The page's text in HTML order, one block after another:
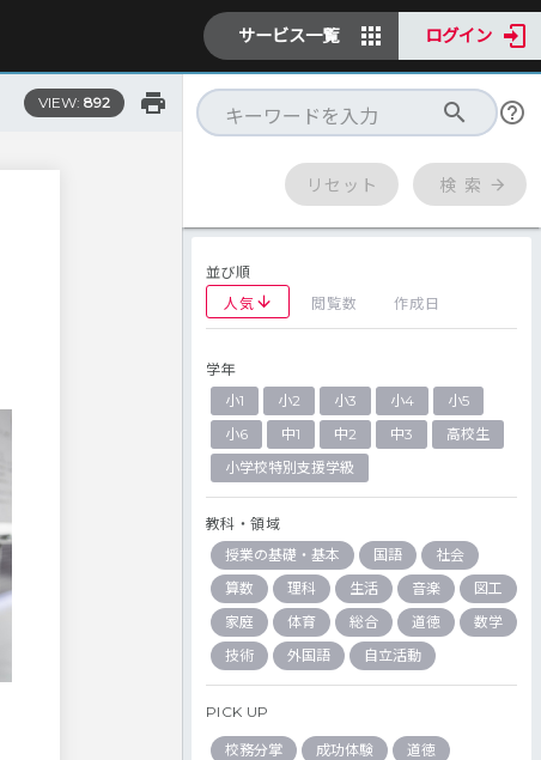
サービス一覧 ログイン
VIEW: 892
リセット 検 索
並び順
人気
閲覧数 作成日
学年
小1
小2 小3 小4
小5
小6
中1 中2 中3
高校生
小学校特別支援学級
教科・領域
授業の基礎・基本
国語
社会
算数
理科 生活 音楽
図工
家庭
体育 総合 道徳
数学
技術
外国語 自立活動
PICK UP
校務分掌 成功体験 道徳